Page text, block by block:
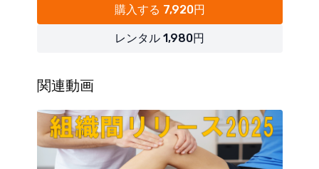
開催日：2026年2月7日（土）
※受講者様の実技風景はカットしておりますので、実
際のセミナーよりもトータルの動画時間が短くなりま
購入する 7,920円
レンタル 1,980円
関連動画